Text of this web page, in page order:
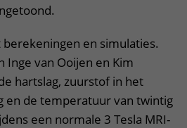
en simulaties.
Inge van Ooijen en Kim
hartslag, zuurstof in het
en de temperatuur van twintig
een normale 3 Tesla MRI-